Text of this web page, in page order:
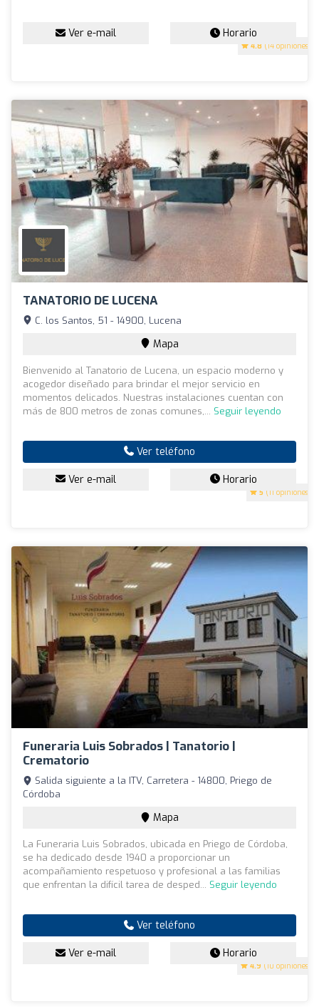
4.8 (14 opiniones)
Ver e-mail Horario
TANATORIO DE LUCENA
5 (11 opiniones)
C. los Santos, 51 - 14900, Lucena
Mapa
Bienvenido al Tanatorio de Lucena, un espacio moderno y
acogedor diseñado para brindar el mejor servicio en
momentos delicados. Nuestras instalaciones cuentan con
más de 800 metros de zonas comunes,... Seguir leyendo
Ver teléfono
Ver e-mail Horario
Funeraria Luis Sobrados | Tanatorio |
Crematorio
4.9 (10 opiniones)
Salida siguiente a la ITV, Carretera - 14800, Priego de
Córdoba
Mapa
La Funeraria Luis Sobrados, ubicada en Priego de Córdoba,
se ha dedicado desde 1940 a proporcionar un
acompañamiento respetuoso y profesional a las familias
que enfrentan la difícil tarea de desped... Seguir leyendo
Ver teléfono
Ver e-mail Horario